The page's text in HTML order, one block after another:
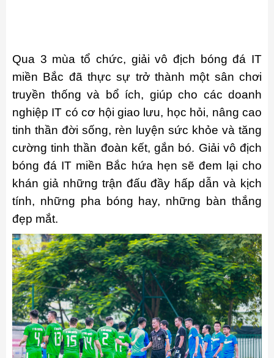
Qua 3 mùa tổ chức, giải vô địch bóng đá IT
miền Bắc đã thực sự trở thành một sân chơi
truyền thống và bổ ích, giúp cho các doanh
nghiệp IT có cơ hội giao lưu, học hỏi, nâng cao
tinh thần đời sống, rèn luyện sức khỏe và tăng
cường tinh thần đoàn kết, gắn bó. Giải vô địch
bóng đá IT miền Bắc hứa hẹn sẽ đem lại cho
khán giả những trận đấu đầy hấp dẫn và kịch
tính, những pha bóng hay, những bàn thắng
đẹp mắt.